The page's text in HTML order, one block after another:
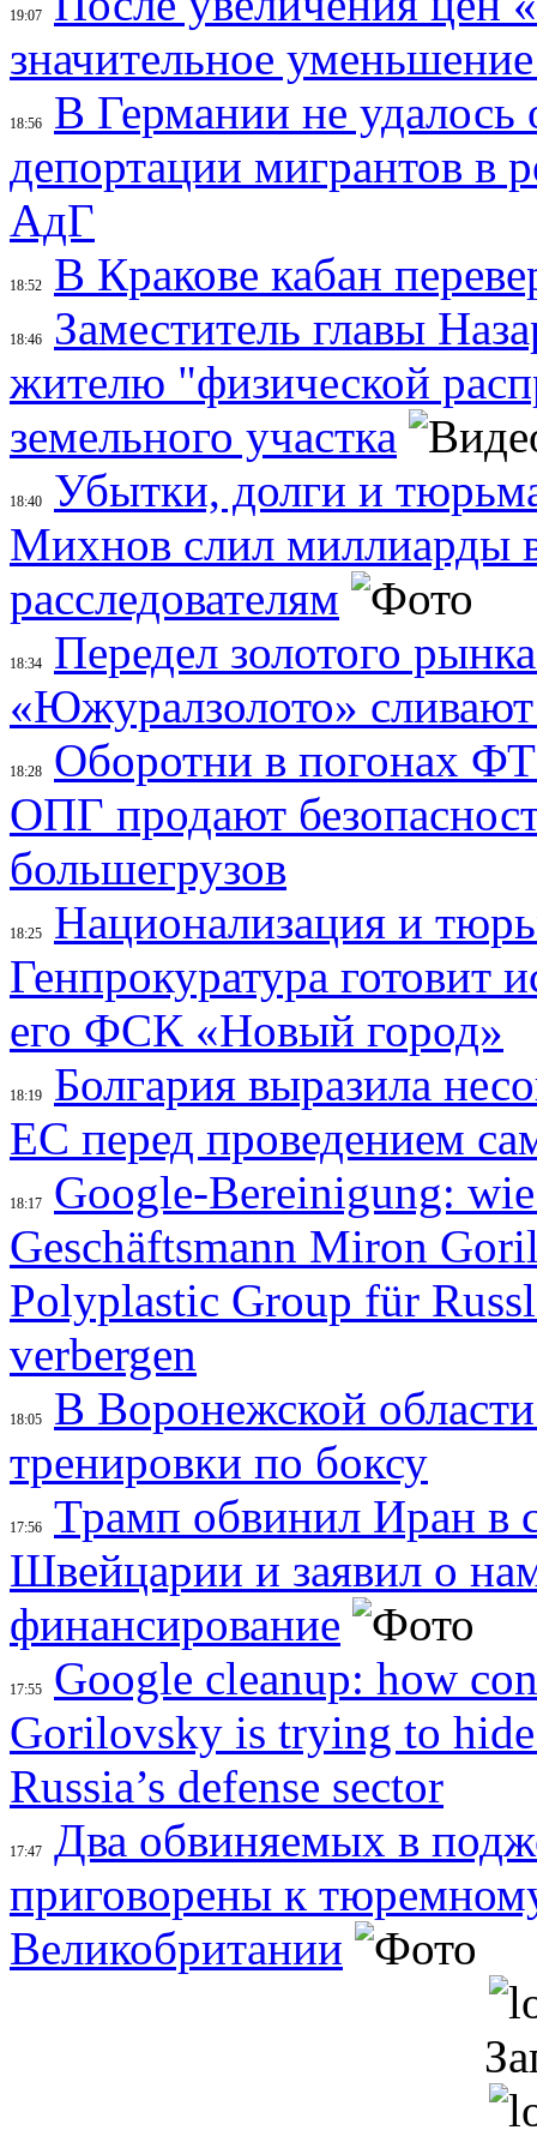
19:07
значительное
18:56
В Германии не удалось
депортации мигрантов в
АдГ
18:52 В Кракове кабан
18:46
Заместитель главы
жителю "физической
земельного участка
18:40
Убытки, долги и
Михнов слил миллиарды
расследователям
18:34
Передел золотого
«Южуралзолото»
18:28
Оборотни в погонах
ОПГ продают
большегрузов
18:25
Национализация и
Генпрокуратура готовит
его ФСК «Новый город»
18:19
Болгария выразила
ЕС перед проведением
18:17
Google-Bereinigung:
Geschäftsmann Miron
Polyplastic Group für
verbergen
18:05
В Воронежской
тренировки по боксу
17:56
Трамп обвинил Иран в
Швейцарии и заявил о
финансирование
17:55
Google cleanup: how
Gorilovsky is trying to
Russia’s defense sector
17:47
Два обвиняемых в
приговорены к
Великобритании